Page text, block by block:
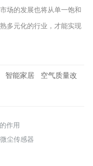
市场的发展也将从单一饱和
多元化的行业，才能实现
智能家居 空气质量改
作用
尘传感器